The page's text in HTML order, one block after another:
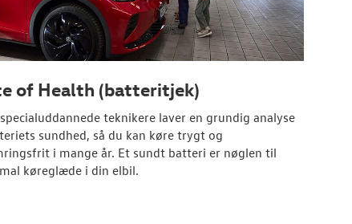
of Health (batteritjek)
teknikere laver en grundig analyse
sundhed, så du kan køre trygt og
i mange år. Et sundt batteri er nøglen til
køreglæde i din elbil.